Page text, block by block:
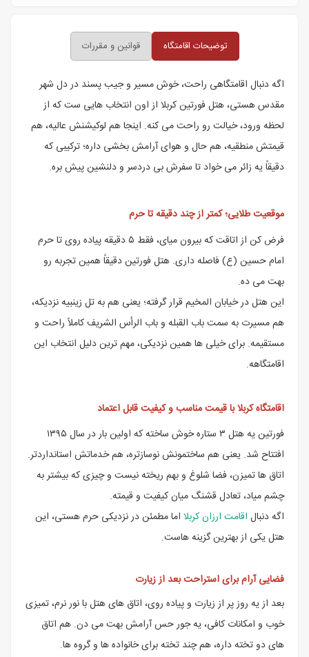
توضیحات اقامتگاه قوانین و مقررات
اگه دنبال اقامتگاهی راحت، خوش مسیر و جیب پسند در دل شهر
مقدس هستی، هتل فورتین کربلا از اون انتخاب هایی ست که از
لحظه ورود، خیالت رو راحت می کنه. اینجا هم لوکیشنش عالیه، هم
قیمتش منطقیه، هم حال و هوای آرامش بخشی داره؛ ترکیبی که
دقیقاً یه زائر می خواد تا سفرش بی دردسر و دلنشین پیش بره.
موقعیت طلایی؛ کمتر از چند دقیقه تا حرم
فرض کن از اتاقت که بیرون میای، فقط ۵ دقیقه پیاده روی تا حرم
امام حسین (ع) فاصله داری. هتل فورتین دقیقاً همین تجربه رو
بهت می ده.
این هتل در خیابان المخیم قرار گرفته؛ یعنی هم به تل زینبیه نزدیکه،
هم مسیرت به سمت باب القبله و باب الرأس الشریف کاملاً راحت و
مستقیمه. برای خیلی ها همین نزدیکی، مهم ترین دلیل انتخاب این
اقامتگاهه.
اقامتگاه کربلا با قیمت مناسب و کیفیت قابل اعتماد
فورتین یه هتل ۳ ستاره خوش ساخته که اولین بار در سال ۱۳۹۵
افتتاح شد. یعنی هم ساختمونش نوسازتره، هم خدماتش استانداردتر.
اتاق ها تمیزن، فضا شلوغ و بهم ریخته نیست و چیزی که بیشتر به
چشم میاد، تعادل قشنگ میان کیفیت و قیمته.
اگه دنبال اقامت ارزان کربلا اما مطمئن در نزدیکی حرم هستی، این
هتل یکی از بهترین گزینه هاست.
فضایی آرام برای استراحت بعد از زیارت
بعد از یه روز پر از زیارت و پیاده روی، اتاق های هتل با نور نرم، تمیزی
خوب و امکانات کافی، یه جور حس آرامش بهت می دن. هم اتاق
های دو تخته داره، هم چند تخته برای خانواده ها و گروه ها.